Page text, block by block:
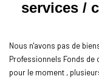
Créer une
services /
Nous n'avons pas de
Professionnels Fonds
pour le moment ,